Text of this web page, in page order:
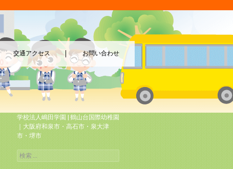
交通アクセス お問い合わせ
学校法人嶋田学園 | 鶴山台国際幼稚園
｜大阪府和泉市・高石市・泉大津
市・堺市